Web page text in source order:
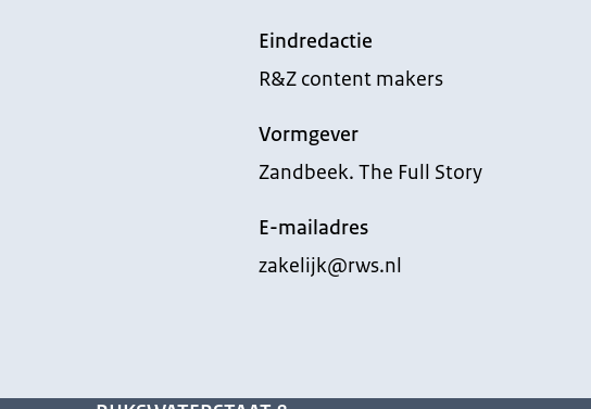
Eindredactie
R&Z content makers
Vormgever
Zandbeek. The Full Story
E-mailadres
zakelijk@rws.nl